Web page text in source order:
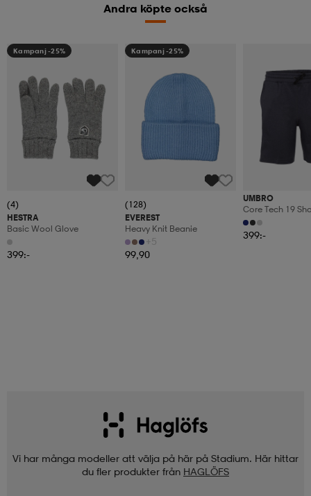
Andra köpte också
Kampanj -25%
(4)
HESTRA
Basic Wool Glove
399:-
Kampanj -25%
(128)
EVEREST
Heavy Knit Beanie
+5
99,90
UMBRO
Core Tech 19
399:-
Vi har många modeller att välja på här på Stadium. Här hittar
du fler produkter från HAGLÖFS